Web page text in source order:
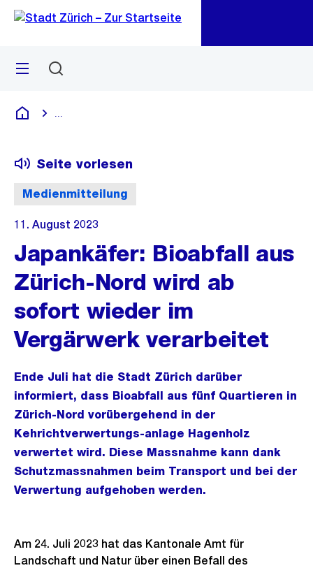
Navigation
Sprunglink
Menü
Deutsch
Medienmitteilung
Seite vorlesen
11. August 2023
Japankäfer: Bioabfall aus
Zürich-Nord wird ab
sofort wieder im
Vergärwerk verarbeitet
Ende Juli hat die Stadt Zürich darüber
informiert, dass Bioabfall aus fünf Quartieren in
Zürich-Nord vorübergehend in der
Kehrichtverwertungs-anlage Hagenholz
verwertet wird. Diese Massnahme kann dank
Schutzmassnahmen beim Transport und bei der
Verwertung aufgehoben werden.
Am 24. Juli 2023 hat das Kantonale Amt für
Landschaft und Natur über einen Befall des